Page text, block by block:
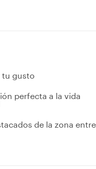
tu gusto
perfecta a la vida
de la zona entre